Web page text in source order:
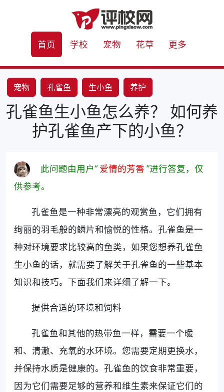
首页 学校 宠物 花草 更多
宠物 孔雀鱼 生小鱼 养护
孔雀鱼生小鱼怎么养？ 如何养
护孔雀鱼产下的小鱼？
此问题由用户“ 爱情的芳香 ”进行答复，仅
供参考。
孔雀鱼是一种非常漂亮的观赏鱼，它们拥有
绚丽的羽毛般的鳞片和愉悦的性格。孔雀鱼是一
种对环境要求比较高的鱼类，如果您想养孔雀鱼
生小鱼的话，就需要了解关于孔雀鱼的一些基本
知识和技巧。下面我们来详细了解一下。
提供合适的环境和饲料
孔雀鱼和其他的热带鱼一样，需要一个暖
和、清澈、充氧的水环境。您需要定期更换水，
并保持水质是健康的。孔雀鱼的饮食非常重要，
因为它们需要足够的营养和维生素来保证它们的